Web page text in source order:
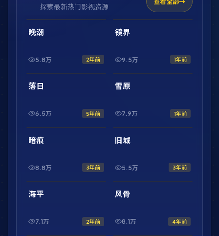
探索最新热门影视资源
最新
2:01:47
晚潮
5.8万 2年前
最新
2:10:52
镜界
9.5万 1年前
最新
2:20:31
落日
6.5万 5年前
最新
1:56:54
雪原
7.9万 1年前
最新
1:46:43
暗痕
8.8万 3年前
最新
42:32
旧城
5.5万 3年前
最新
1:44:50
海平
7.1万 2年前
最新
2:17:08
风骨
8.1万 4年前
1:33:17 1:46:33